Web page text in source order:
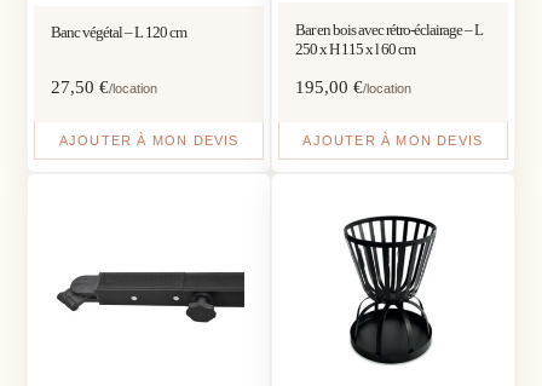
Banc végétal – L 120 cm
27,50€/location
AJOUTER À MON DEVIS
Bar en bois avec rétro-éclairage – L
250 x H 115 x l 60 cm
195,00 €/location
AJOUTER À MON DEVIS